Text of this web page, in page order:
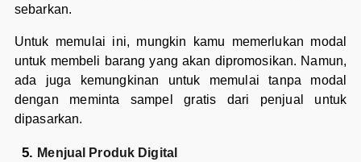
sebarkan.
Untuk memulai ini, mungkin kamu memerlukan modal
untuk membeli barang yang akan dipromosikan. Namun,
ada juga kemungkinan untuk memulai tanpa modal
dengan meminta sampel gratis dari penjual untuk
dipasarkan.
Menjual Produk Digital